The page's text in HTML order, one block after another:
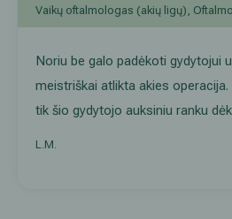
Vaikų oftalmologas (akių ligų),
Noriu be galo padėkoti gydytojui
meistriškai atlikta akies
tik šio gydytojo auksiniu ranku
L.M.